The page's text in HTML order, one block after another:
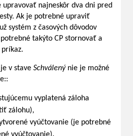
upravovať najneskôr dva dni pred
Ak je potrebné upraviť
systém z časových dôvodov
takýto CP stornovať a
v stave Schválenýnie je možné
vyplatená záloha
zálohu),
vyúčtovanie (je potrebné